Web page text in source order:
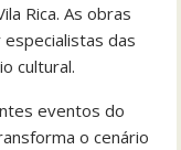
Rica. As obras
das
cultural.
eventos do
o cenário